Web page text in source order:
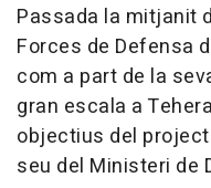
Passada la mitjanit
Forces de Defensa
com a part de la
gran escala a
objectius del
seu del Ministeri de